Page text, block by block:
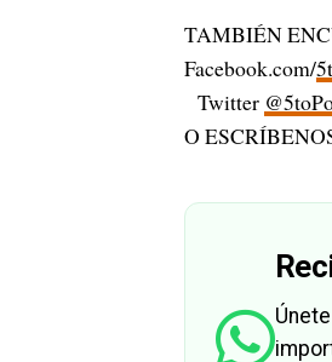
TAMBIÉN
Facebook.com/
Twitter
O